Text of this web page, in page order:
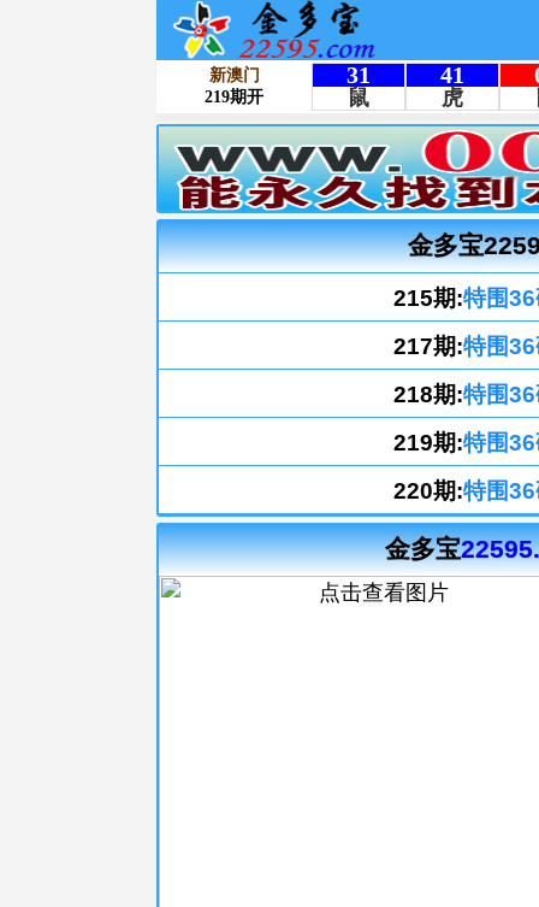
金多宝
215期:特围
217期:特围
218期:特围
219期:特围
220期:特围
金多宝